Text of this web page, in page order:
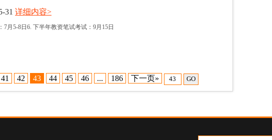
31
7月5-8日6. 下半年教资笔试考试：9月15日
详细内容>
41 42 43 44 45 46 ... 186 下一页» GO